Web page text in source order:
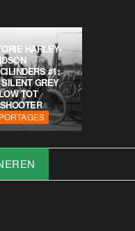
HARLEY-
#1:
GREY
TOT